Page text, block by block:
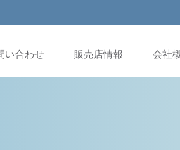
い合わせ 販売店情報 会社